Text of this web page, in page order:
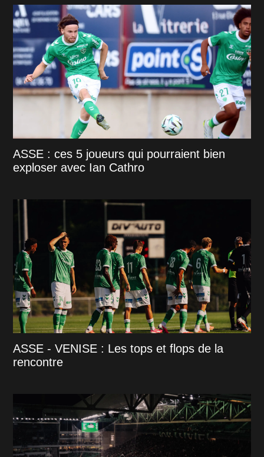
ASSE : ces 5 joueurs qui pourraient bien
exploser avec Ian Cathro
ASSE - VENISE : Les tops et flops de la
rencontre